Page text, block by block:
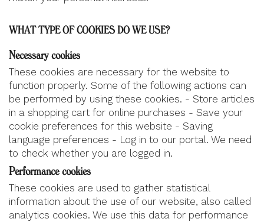
WHAT TYPE OF COOKIES DO WE USE?
Necessary cookies
These cookies are necessary for the website to
function properly. Some of the following actions can
be performed by using these cookies. - Store articles
in a shopping cart for online purchases - Save your
cookie preferences for this website - Saving
language preferences - Log in to our portal. We need
to check whether you are logged in.
Performance cookies
These cookies are used to gather statistical
information about the use of our website, also called
analytics cookies. We use this data for performance